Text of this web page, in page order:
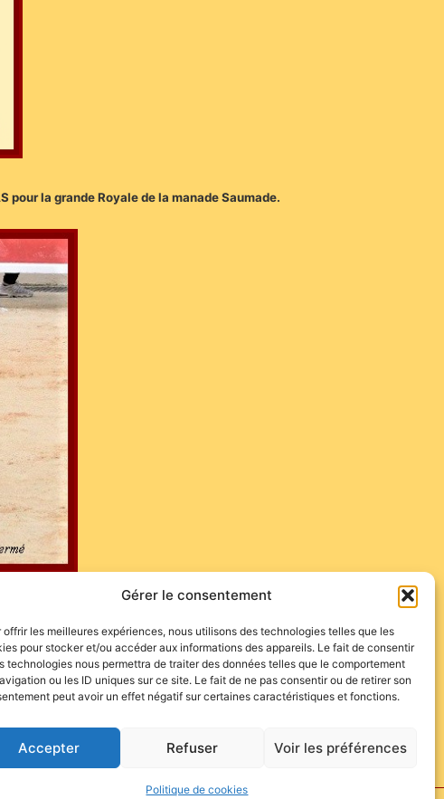
Gérer le consentement
offrir les meilleures expériences, nous utilisons des technologies telles que les
pour stocker et/ou accéder aux informations des appareils. Le fait de consentir
technologies nous permettra de traiter des données telles que le comportement
ou les ID uniques sur ce site. Le fait de ne pas consentir ou de retirer son
peut avoir un effet négatif sur certaines caractéristiques et fonctions.
Accepter Refuser Voir les préférences
Politique de cookies
pour la grande Royale de la manade Saumade.
pour le coup d’envoi de la Feria de Pentecôte face à la